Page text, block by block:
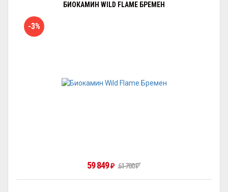
БИОКАМИН WILD FLAME БРЕМЕН
-3%
59 849₽ 61 700₽